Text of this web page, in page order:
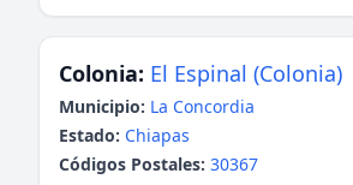
Colonia: El Espinal (Colonia)
Municipio: La Concordia
Estado: Chiapas
Códigos Postales: 30367